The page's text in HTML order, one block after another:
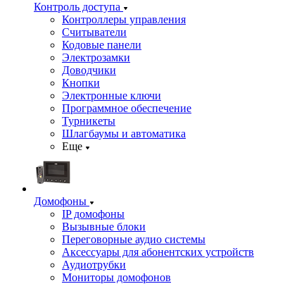
Контроль доступа
Контроллеры управления
Считыватели
Кодовые панели
Электрозамки
Доводчики
Кнопки
Электронные ключи
Программное обеспечение
Турникеты
Шлагбаумы и автоматика
Еще
Домофоны
IP домофоны
Вызывные блоки
Переговорные аудио системы
Аксессуары для абонентских устройств
Аудиотрубки
Мониторы домофонов